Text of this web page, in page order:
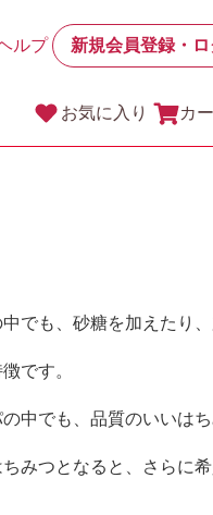
ルプ 新規会員登録・
お気に入り カ
でも、砂糖を加えたり
です。
中でも、品質のいいは
みつとなると、さらに